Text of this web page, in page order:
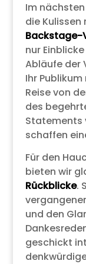
Im
die Kulissen
Backstage-
nur
Abläufe der
Ihr
Reise von
des
Statements
schaffen
Für den
bieten wir
Rückblicke.
und den
geschickt